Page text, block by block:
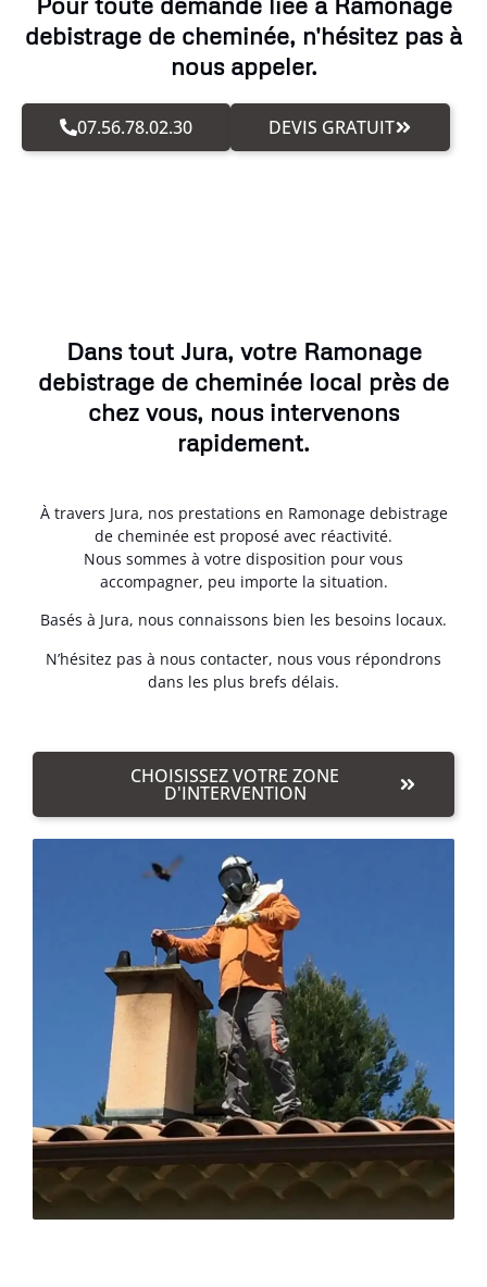
debistrage de cheminée, n'hésitez pas à
nous appeler.
07.56.78.02.30 DEVIS GRATUIT
Dans tout Jura, votre Ramonage
debistrage de cheminée local près de
chez vous, nous intervenons
rapidement.
À travers Jura, nos prestations en Ramonage debistrage
de cheminée est proposé avec réactivité.
Nous sommes à votre disposition pour vous
accompagner, peu importe la situation.
Basés à Jura, nous connaissons bien les besoins locaux.
N’hésitez pas à nous contacter, nous vous répondrons
dans les plus brefs délais.
CHOISISSEZ VOTRE ZONE
D'INTERVENTION